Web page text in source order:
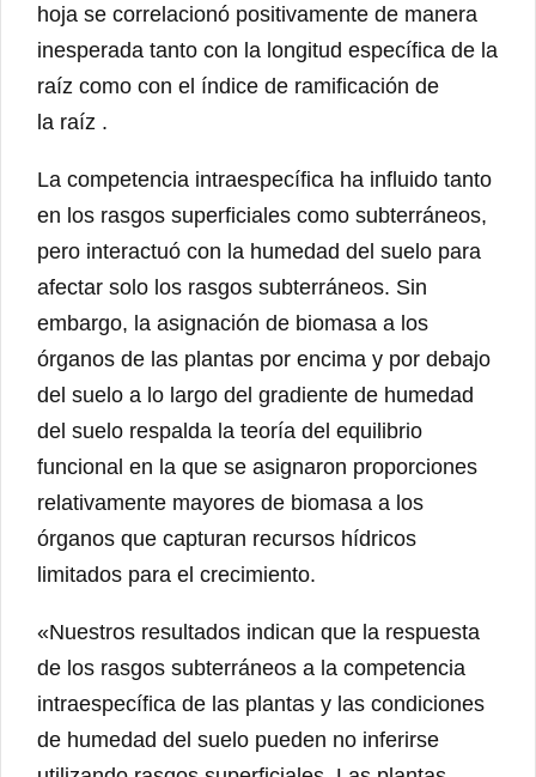
hoja se correlacionó positivamente de manera
inesperada tanto con la longitud específica de la
raíz como con el índice de ramificación de
la raíz .
La competencia intraespecífica ha influido tanto
en los rasgos superficiales como subterráneos,
pero interactuó con la humedad del suelo para
afectar solo los rasgos subterráneos. Sin
embargo, la asignación de biomasa a los
órganos de las plantas por encima y por debajo
del suelo a lo largo del gradiente de humedad
del suelo respalda la teoría del equilibrio
funcional en la que se asignaron proporciones
relativamente mayores de biomasa a los
órganos que capturan recursos hídricos
limitados para el crecimiento.
«Nuestros resultados indican que la respuesta
de los rasgos subterráneos a la competencia
intraespecífica de las plantas y las condiciones
de humedad del suelo pueden no inferirse